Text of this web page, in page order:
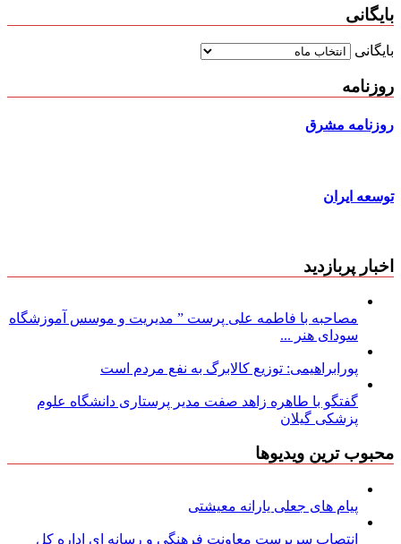
بایگانی
بایگانی
روزنامه
روزنامه مشرق
توسعه ایران
اخبار پربازدید
مصاحبه با فاطمه علی پرست ” مدیریت و موسس آموزشگاه
سودای هنر ...
پورابراهیمی: توزیع کالابرگ به نفع مردم است
گفتگو با طاهره زاهد صفت مدیر پرستاری دانشگاه علوم
پزشکی گیلان
محبوب ترین ویدیوها
پیام های جعلی یارانه معیشتی
انتصاب سرپرست معاونت فرهنگی و رسانه ای اداره کل